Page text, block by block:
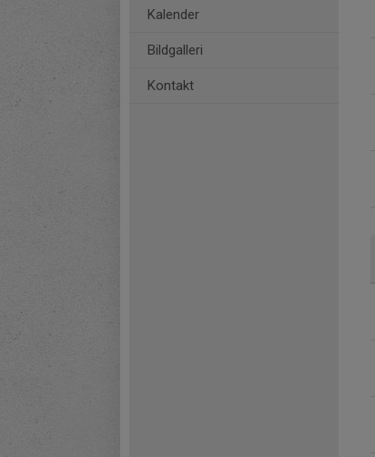
Kalender
Bildgalleri
Kontakt